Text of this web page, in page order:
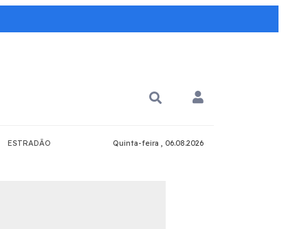
ESTRADÃO Quinta-feira , 06.08.2026